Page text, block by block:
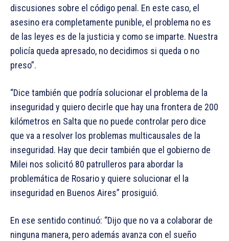
discusiones sobre el código penal. En este caso, el
asesino era completamente punible, el problema no es
de las leyes es de la justicia y como se imparte. Nuestra
policía queda apresado, no decidimos si queda o no
preso”.
“Dice también que podría solucionar el problema de la
inseguridad y quiero decirle que hay una frontera de 200
kilómetros en Salta que no puede controlar pero dice
que va a resolver los problemas multicausales de la
inseguridad. Hay que decir también que el gobierno de
Milei nos solicitó 80 patrulleros para abordar la
problemática de Rosario y quiere solucionar el la
inseguridad en Buenos Aires” prosiguió.
En ese sentido continuó: “Dijo que no va a colaborar de
ninguna manera, pero además avanza con el sueño